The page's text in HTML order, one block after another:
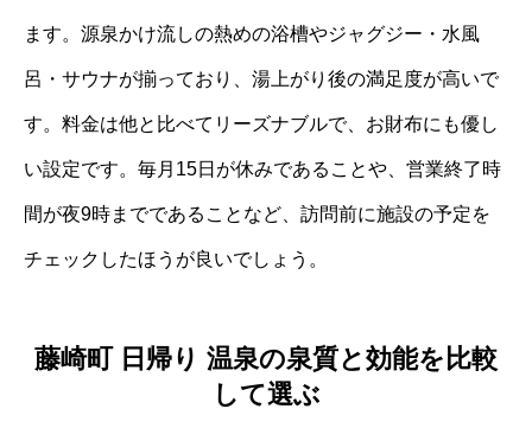
ます。源泉かけ流しの熱めの浴槽やジャグジー・水風
呂・サウナが揃っており、湯上がり後の満足度が高いで
す。料金は他と比べてリーズナブルで、お財布にも優し
い設定です。毎月15日が休みであることや、営業終了時
間が夜9時までであることなど、訪問前に施設の予定を
チェックしたほうが良いでしょう。
藤崎町 日帰り 温泉の泉質と効能を比較
して選ぶ